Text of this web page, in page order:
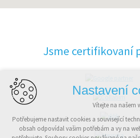
Jsme certifikovaní
Nastavení
Vítejte na našem
Potřebujeme nastavit cookies a související
obsah odpovídal vašim potřebám a vy na